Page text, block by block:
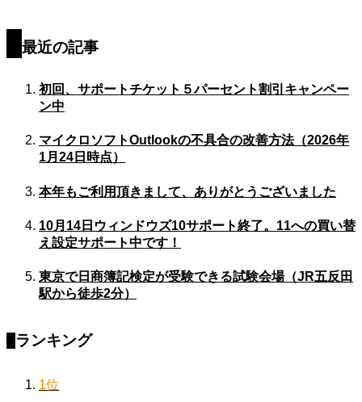
最近の記事
初回、サポートチケット５パーセント割引キャンペー
ン中
マイクロソフトOutlookの不具合の改善方法（2026年
1月24日時点）
本年もご利用頂きまして、ありがとうございました
10月14日ウィンドウズ10サポート終了。11への買い替
え設定サポート中です！
東京で日商簿記検定が受験できる試験会場（JR五反田
駅から徒歩2分）
ランキング
1位